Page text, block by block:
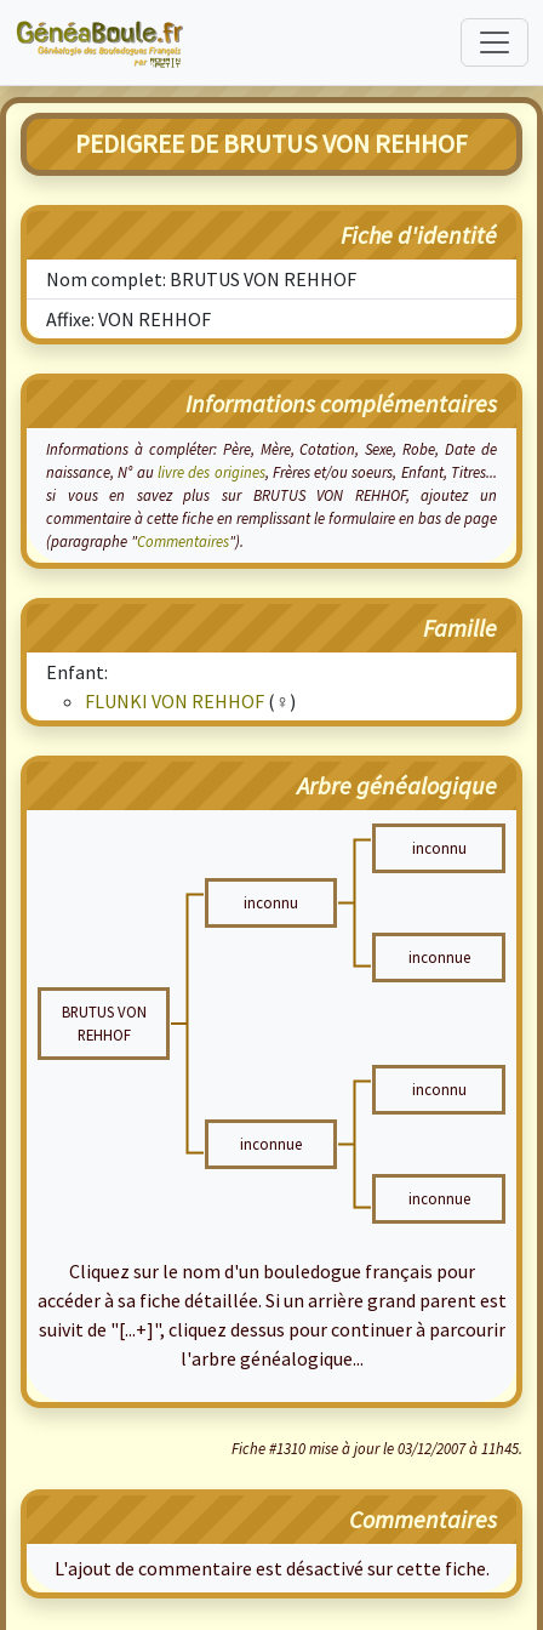
PEDIGREE DE BRUTUS VON REHHOF
Fiche d'identité
Nom complet: BRUTUS VON REHHOF
Affixe: VON REHHOF
Informations complémentaires
Informations à compléter: Père, Mère, Cotation, Sexe, Robe, Date de
naissance, N° aulivre des origines, Frères et/ou soeurs, Enfant, Titres...
si vous en savez plus sur BRUTUS VON REHHOF, ajoutez un
commentaire à cette fiche en remplissant le formulaire en bas de page
(paragraphe "Commentaires").
Famille
Enfant:
FLUNKI VON REHHOF (♀)
Arbre généalogique
inconnu
inconnu
inconnue
BRUTUS VON
REHHOF
inconnu
inconnue
inconnue
Cliquez sur le nom d'un bouledogue français pour
accéder à sa fiche détaillée. Si un arrière grand parent est
suivit de "[...+]", cliquez dessus pour continuer à parcourir
l'arbre généalogique...
Fiche #1310 mise à jour le 03/12/2007 à 11h45.
Commentaires
L'ajout de commentaire est désactivé sur cette fiche.